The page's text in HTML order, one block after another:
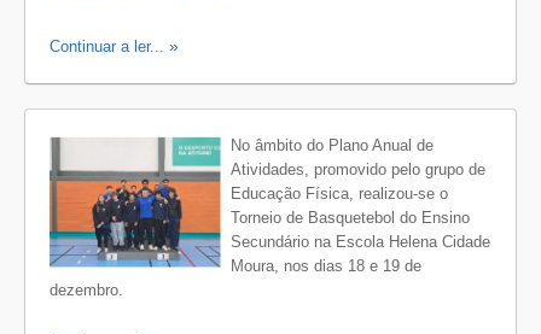
Continuar a ler...
No âmbito do Plano Anual de
Atividades, promovido pelo grupo de
Educação Física, realizou-se o
Torneio de Basquetebol do Ensino
Secundário na Escola Helena Cidade
Moura, nos dias 18 e 19 de
dezembro.